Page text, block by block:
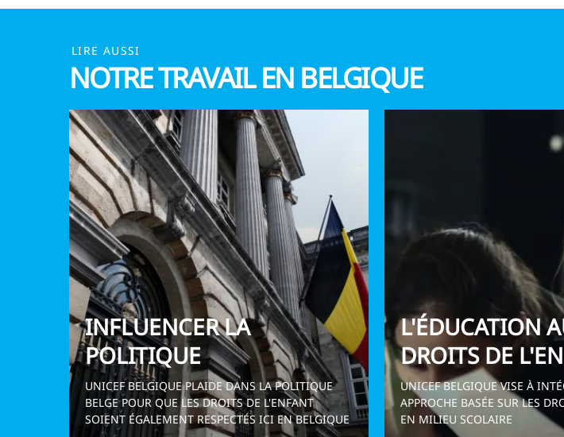
LIRE AUSSI
NOTRE TRAVAIL EN BELGIQUE
INFLUENCER LA
POLITIQUE
UNICEF BELGIQUE PLAIDE DANS LA POLITIQUE
BELGE POUR QUE LES DROITS DE L'ENFANT
SOIENT ÉGALEMENT RESPECTÉS ICI EN BELGIQUE
L'ÉDUCATION
DROITS DE
UNICEF BELGIQUE VISE À
APPROCHE BASÉE SUR LES
EN MILIEU SCOLAIRE